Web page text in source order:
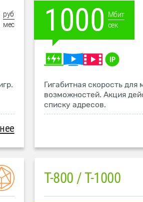
руб
мес
1000 Мбит
сек
Гигабитная скорость
возможностей. Акция
списку адресов.
T-800 / T-1000